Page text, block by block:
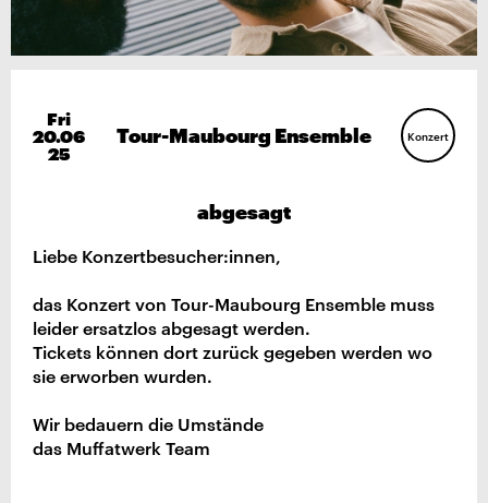
Fri
20.06
25
Tour-Maubourg Ensemble Konzert
abgesagt
Liebe Konzertbesucher:innen,
das Konzert von Tour-Maubourg Ensemble muss
leider ersatzlos abgesagt werden.
Tickets können dort zurück gegeben werden wo
sie erworben wurden.
Wir bedauern die Umstände
das Muffatwerk Team